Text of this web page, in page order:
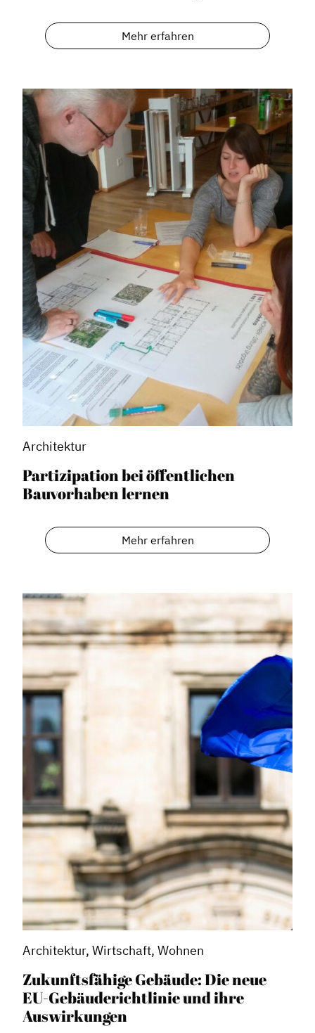
Mehr erfahren
Architektur
Partizipation bei öffentlichen
Bauvorhaben lernen
Mehr erfahren
Architektur, Wirtschaft, Wohnen
Zukunftsfähige Gebäude: Die neue
EU-Gebäuderichtlinie und ihre
Auswirkungen